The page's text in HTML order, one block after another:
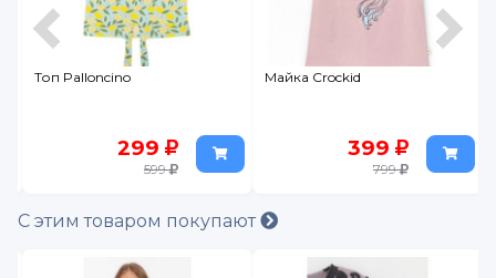
Топ Palloncino
299
599
Майка Crockid
399
799
С этим товаром покупают